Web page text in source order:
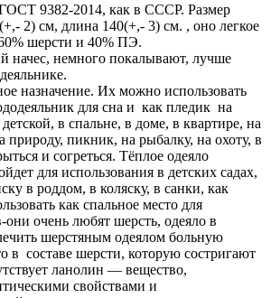
9382-2014, как в СССР. Размер
2) см, длина 140(+,- 3) см. , оно легкое
шерсти и 40% ПЭ.
начес, немного покалывают, лучше
назначение. Их можно использовать
для сна и как пледик на
в спальне, в доме, в квартире, на
природу, пикник, на рыбалку, на охоту, в
и согреться. Тёплое одеяло
для использования в детских садах,
в роддом, в коляску, в санки, как
как спальное место для
очень любят шерсть, одеяло в
шерстяным одеялом больную
в составе шерсти, которую состригают
ланолин — вещество,
свойствами и